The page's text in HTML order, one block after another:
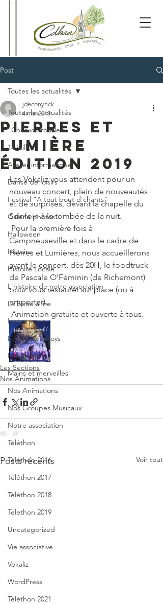
Post
Toutes les actualités
"Chés vadrouilleux"
14 juillet
Atelier informatique
Danse de loisirs
Festival "A tout bout d'chants"
Galerie photos
Halloween
Histoire
Histoire Locale
L'histoire de notre association
La boite à lire
Le bureau
Les Berny's Boys
Les Sections
Mains et merveilles
Nos Animations
Nos Groupes Musicaux
Notre association
Téléthon
Téléthon 2016
Téléthon 2017
Téléthon 2018
Telethon 2019
Uncategorized
Vie associative
Vokaliz
WordPress
Téléthon 2021
Toutes les actualités
Pierres et
lumière
édition 2019
jdeconynck
4 mai 2019
Les Vokaliz vous attendent pour un
nouveau concert, plein de nouveautés
et de surprises, devant la chapelle du
Sainfoin à la tombée de la nuit.
Campneuseville et dans le cadre de
Pierres et Lumières, nous accueillerons
avant le concert, dès 20H, le foodtruck
de Pascale O’Féminin (de Richemont)
pour vous restaurer sur place (ou à
emporter).
Animation gratuite et ouverte à tous.
Les Sections
Nos Animations
Posts récents Voir tout